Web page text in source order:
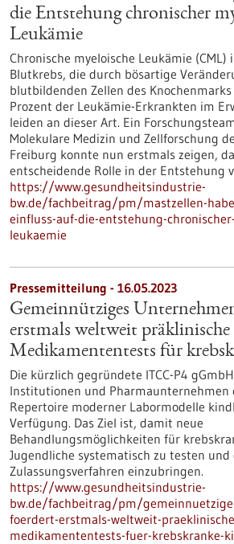
die Entstehung chronischer
Leukämie
Chronische myeloische Leukämie (CML)
Blutkrebs, die durch bösartige
blutbildenden Zellen des
Prozent der Leukämie-Erkrankten im
leiden an dieser Art. Ein
Molekulare Medizin und Zellforschung
Freiburg konnte nun erstmals zeigen,
entscheidende Rolle in der Entstehung
https://www.gesundheitsindustrie-
bw.de/fachbeitrag/pm/mastzellen-
einfluss-auf-die-entstehung-
leukaemie
Pressemitteilung - 16.05.2023
Gemeinnütziges
erstmals weltweit präklinische
Medikamententests für
Die kürzlich gegründete ITCC-P4
Institutionen und Pharmaunternehmen
Repertoire moderner Labormodelle
Verfügung. Das Ziel ist, damit neue
Behandlungsmöglichkeiten für
Jugendliche systematisch zu testen und
Zulassungsverfahren einzubringen.
https://www.gesundheitsindustrie-
bw.de/fachbeitrag/pm/
foerdert-erstmals-weltweit-
medikamententests-fuer-krebskranke-